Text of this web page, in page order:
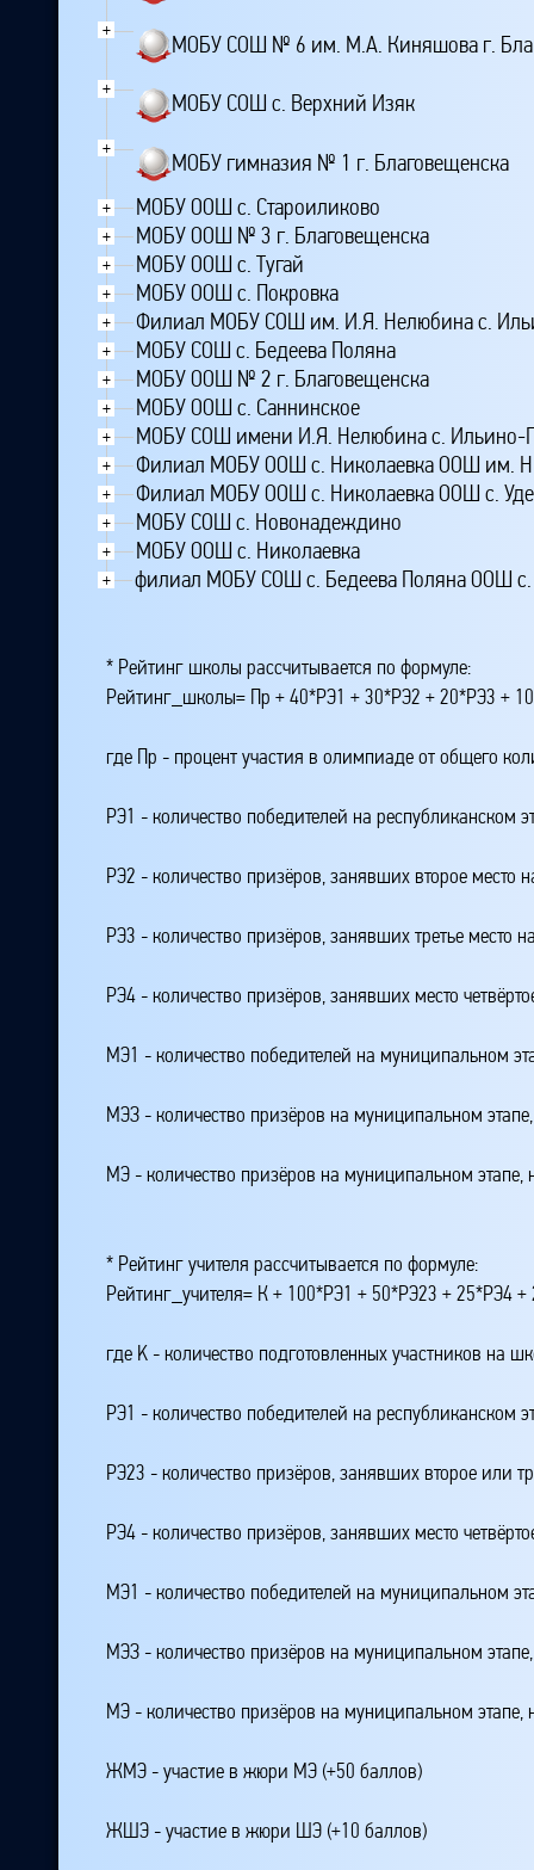
+
МОБУ СОШ № 6 им. М.А. Киняшова г.
+
МОБУ СОШ с. Верхний Изяк
+
МОБУ гимназия № 1 г. Благовещенска
+ МОБУ ООШ с. Староиликово
+ МОБУ ООШ № 3 г. Благовещенска
+ МОБУ ООШ с. Тугай
+ МОБУ ООШ с. Покровка
+ Филиал МОБУ СОШ им. И.Я. Нелюбина с.
+ МОБУ СОШ с. Бедеева Поляна
+ МОБУ ООШ № 2 г. Благовещенска
+ МОБУ ООШ с. Саннинское
+ МОБУ СОШ имени И.Я. Нелюбина с. Ильино-
+ Филиал МОБУ ООШ с. Николаевка ООШ им.
+ Филиал МОБУ ООШ с. Николаевка ООШ с.
+ МОБУ СОШ с. Новонадеждино
+ МОБУ ООШ с. Николаевка
+ филиал МОБУ СОШ с. Бедеева Поляна ООШ
* Рейтинг школы рассчитывается по формуле:
Рейтинг_школы= Пр + 40*РЭ1 + 30*РЭ2 + 20*РЭ3 +
где Пр - процент участия в олимпиаде от общего
РЭ1 - количество победителей на республиканском
РЭ2 - количество призёров, занявших второе место
РЭ3 - количество призёров, занявших третье место
РЭ4 - количество призёров, занявших место
МЭ1 - количество победителей на муниципальном
МЭЗ - количество призёров на муниципальном
МЭ - количество призёров на муниципальном
* Рейтинг учителя рассчитывается по формуле:
Рейтинг_учителя= К + 100*РЭ1 + 50*РЭ23 +
где K - количество подготовленных участников на
РЭ1 - количество победителей на республиканском
РЭ23 - количество призёров, занявших второе или
РЭ4 - количество призёров, занявших место
МЭ1 - количество победителей на муниципальном
МЭЗ - количество призёров на муниципальном
МЭ - количество призёров на муниципальном
ЖМЭ - участие в жюри МЭ (+50 баллов)
ЖШЭ - участие в жюри ШЭ (+10 баллов)